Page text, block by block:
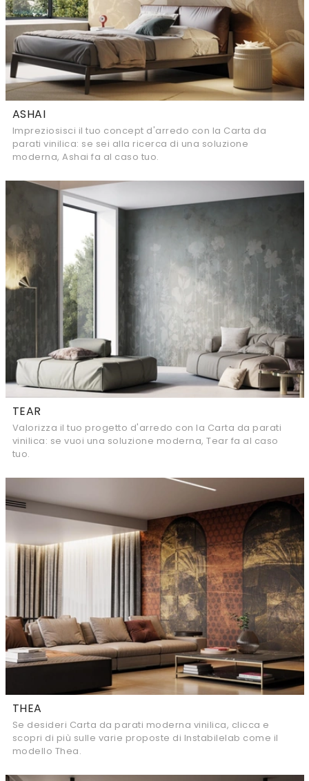
ASHAI
Impreziosisci il tuo concept d'arredo con la Carta da
parati vinilica: se sei alla ricerca di una soluzione
moderna, Ashai fa al caso tuo.
TEAR
Valorizza il tuo progetto d'arredo con la Carta da parati
vinilica: se vuoi una soluzione moderna, Tear fa al caso
tuo.
THEA
Se desideri Carta da parati moderna vinilica, clicca e
scopri di più sulle varie proposte di Instabilelab come il
modello Thea.